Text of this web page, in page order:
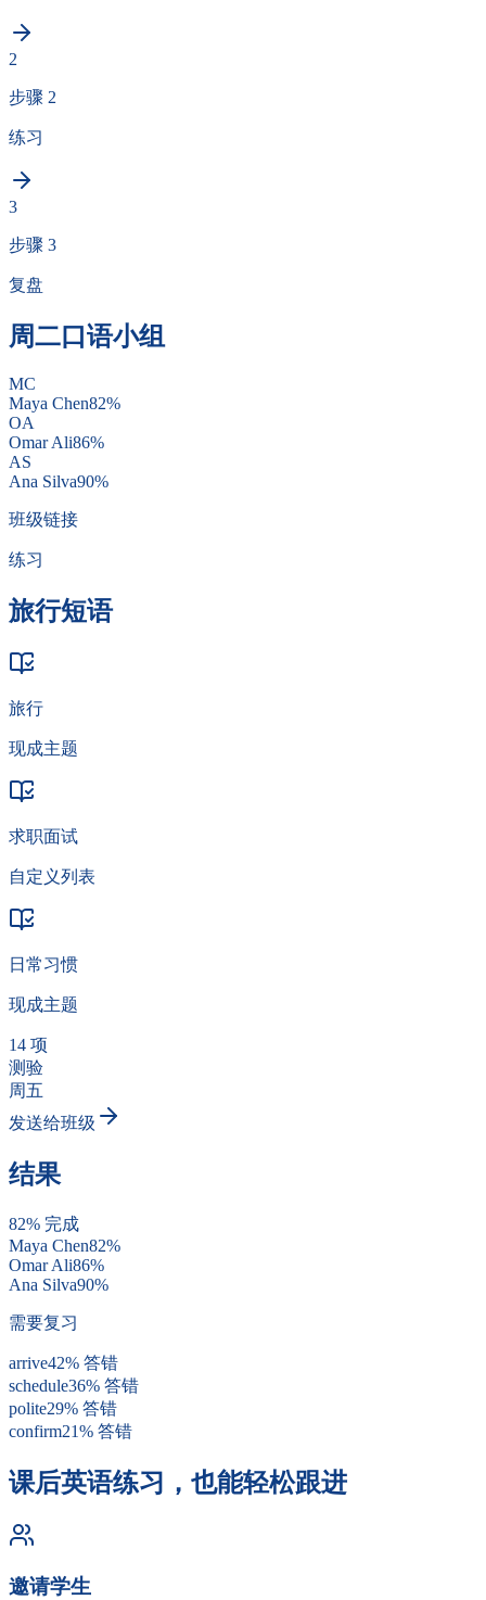
2
步骤 2
练习
3
步骤 3
复盘
周二口语小组
MC
Maya Chen82%
OA
Omar Ali86%
AS
Ana Silva90%
班级链接
练习
旅行短语
旅行
现成主题
求职面试
自定义列表
日常习惯
现成主题
14 项
测验
周五
发送给班级
结果
82% 完成
Maya Chen82%
Omar Ali86%
Ana Silva90%
需要复习
arrive42% 答错
schedule36% 答错
polite29% 答错
confirm21% 答错
课后英语练习，也能轻松跟进
邀请学生